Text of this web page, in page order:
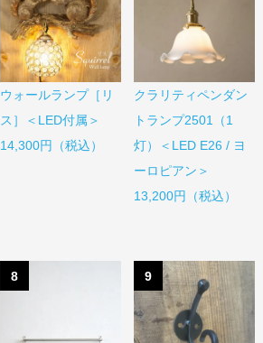
ウォールランプ［リ
ス］＜LED付属＞
14,300円（税込）
クラリティペンダン
トランプ2501（1
灯）＜LED E26 / ヨ
ーロピアン＞
13,200円（税込）
8 9